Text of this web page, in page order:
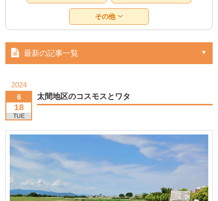
その他
最新の記事一覧
2024
6
18
TUE
太間地区のコスモスとワタ